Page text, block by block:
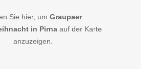
Sie hier, umGraupaer
in Pirna auf der Karte
anzuzeigen.